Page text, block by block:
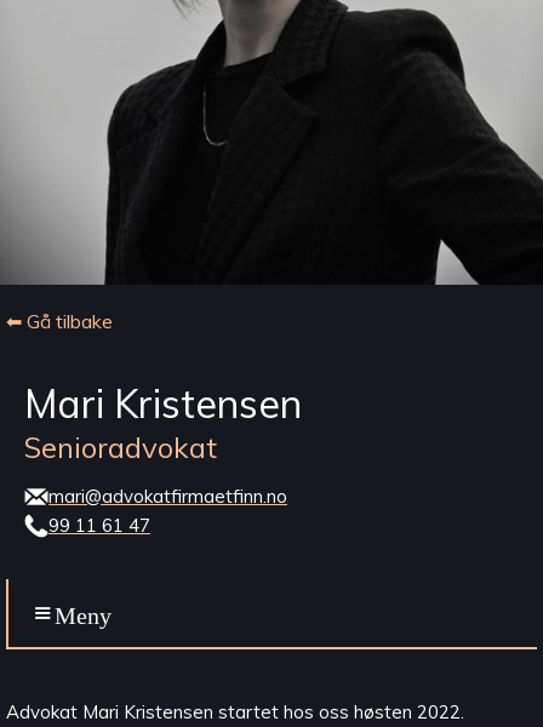
⬅ Gå tilbake
Mari Kristensen
Senioradvokat
mari@advokatfirmaetfinn.no
99 11 61 47
Meny
Advokat Mari Kristensen startet hos oss høsten 2022.